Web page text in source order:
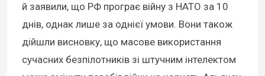
й заявили, що РФ програє війну з НАТО за 10
днів, однак лише за однієї умови. Вони також
дійшли висновку, що масове використання
сучасних безпілотників зі штучним інтелектом